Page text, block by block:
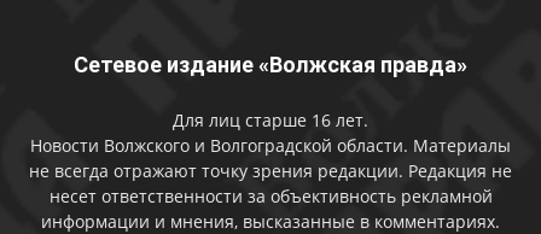
Сетевое издание «Волжская правда»
Для лиц старше 16 лет.
Новости Волжского и Волгоградской области. Материалы
не всегда отражают точку зрения редакции. Редакция не
несет ответственности за объективность рекламной
информации и мнения, высказанные в комментариях.